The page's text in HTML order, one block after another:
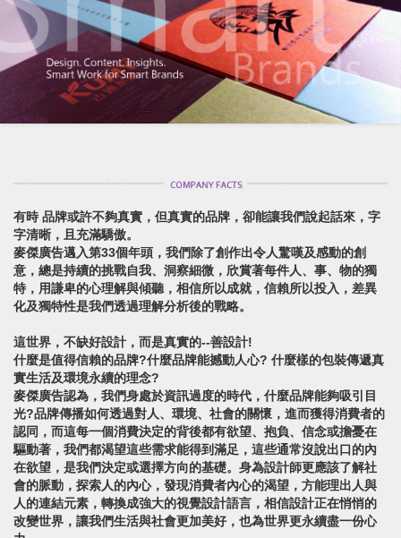
有時 品牌或許不夠真實，但真實的品牌，卻能讓我們說起話來，字
字清晰，且充滿驕傲。
麥傑廣告邁入第33個年頭，我們除了創作出令人驚嘆及感動的創
意，總是持續的挑戰自我、洞察細微，欣賞著每件人、事、物的獨
特，用謙卑的心理解與傾聽，相信所以成就，信賴所以投入，差異
化及獨特性是我們透過理解分析後的戰略。
這世界，不缺好設計，而是真實的--善設計!
什麼是值得信賴的品牌?什麼品牌能撼動人心? 什麼樣的包裝傳遞真
實生活及環境永續的理念?
麥傑廣告認為，我們身處於資訊過度的時代，什麼品牌能夠吸引目
光?品牌傳播如何透過對人、環境、社會的關懷，進而獲得消費者的
認同，而這每一個消費決定的背後都有欲望、抱負、信念或擔憂在
驅動著，我們都渴望這些需求能得到滿足，這些通常沒說出口的內
在欲望，是我們決定或選擇方向的基礎。身為設計師更應該了解社
會的脈動，探索人的內心，發現消費者內心的渴望，方能理出人與
人的連結元素，轉換成強大的視覺設計語言，相信設計正在悄悄的
改變世界，讓我們生活與社會更加美好，也為世界更永續盡一份心